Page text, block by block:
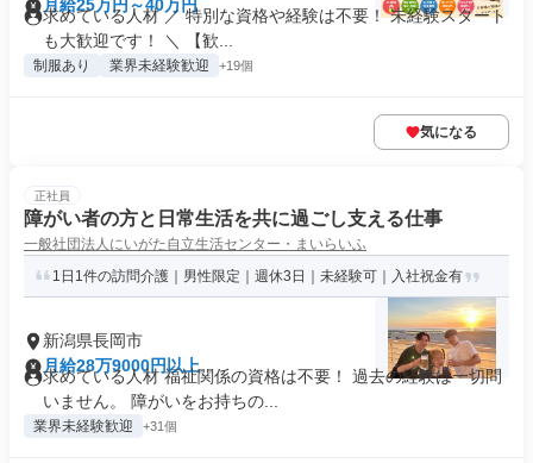
月給25万円～40万円
求めている人材 ／ 特別な資格や経験は不要！ 未経験スタート
も大歓迎です！ ＼ 【歓...
制服あり 業界未経験歓迎 +19個
気になる
正社員
障がい者の方と日常生活を共に過ごし支える仕事
一般社団法人にいがた自立生活センター・まいらいふ
1日1件の訪問介護｜男性限定｜週休3日｜未経験可｜入社祝金有
新潟県長岡市
月給28万9000円以上
求めている人材 福祉関係の資格は不要！ 過去の経験は一切問
いません。 障がいをお持ちの...
業界未経験歓迎 +31個